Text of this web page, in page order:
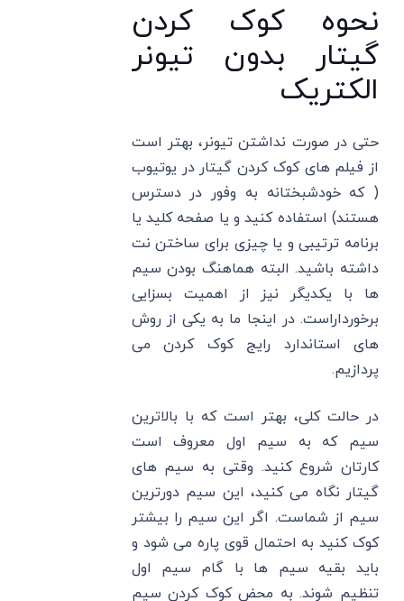
نحوه کوک کردن
گیتار بدون تیونر
الکتریک
حتی در صورت نداشتن تیونر، بهتر است
از فیلم های کوک کردن گیتار در یوتیوب
( که خودشبختانه به وفور در دسترس
هستند) استفاده کنید و یا صفحه کلید یا
برنامه ترتیبی و یا چیزی برای ساختن نت
داشته باشید. البته هماهنگ بودن سیم
ها با یکدیگر نیز از اهمیت بسزایی
برخورداراست. در اینجا ما به یکی از روش
های استاندارد رایج کوک کردن می
پردازیم.
در حالت کلی، بهتر است که با بالاترین
سیم که به سیم اول معروف است
کارتان شروع کنید. وقتی به سیم های
گیتار نگاه می کنید، این سیم دورترین
سیم از شماست. اگر این سیم را بیشتر
کوک کنید به احتمال قوی پاره می شود و
باید بقیه سیم ها با گام سیم اول
تنظیم شوند. به محض کوک کردن سیم